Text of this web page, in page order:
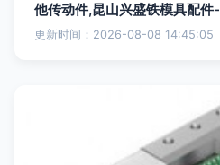
他传动件,昆山兴盛铁模具配件-
更新时间：2026-08-08 14:45:05